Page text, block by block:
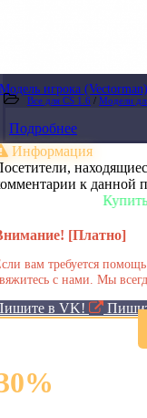
Модель игрока
Все для CS 1.6 / Модели
Подробнее
Информация
к данной
Купить любую
[Платно]
вам требуется
с нами. Мы
в VK!
%